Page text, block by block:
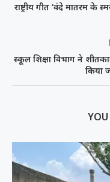
राष्ट्रीय गीत ‘वंदे मातरम के
स्कूल शिक्षा विभाग ने
किया